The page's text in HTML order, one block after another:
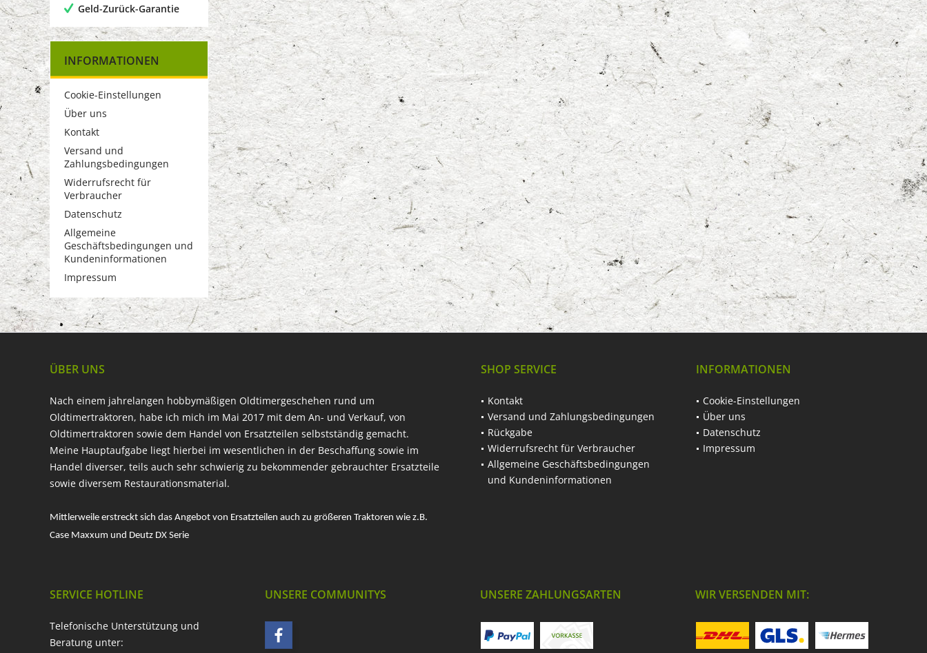
Geld-Zurück-Garantie
INFORMATIONEN
Cookie-Einstellungen
Über uns
Kontakt
Versand und
Zahlungsbedingungen
Widerrufsrecht für
Verbraucher
Datenschutz
Allgemeine
Geschäftsbedingungen und
Kundeninformationen
Impressum
ÜBER UNS
Nach einem jahrelangen hobbymäßigen Oldtimergeschehen rund um
Oldtimertraktoren, habe ich mich im Mai 2017 mit dem An- und Verkauf, von
Oldtimertraktoren sowie dem Handel von Ersatzteilen selbstständig gemacht.
Meine Hauptaufgabe liegt hierbei im wesentlichen in der Beschaffung sowie im
Handel diverser, teils auch sehr schwierig zu bekommender gebrauchter Ersatzteile
sowie diversem Restaurationsmaterial.
Mittlerweile erstreckt sich das Angebot von Ersatzteilen auch zu größeren Traktoren wie z.B.
Case Maxxum und Deutz DX Serie
SHOP SERVICE
Kontakt
Versand und Zahlungsbedingungen
Rückgabe
Widerrufsrecht für Verbraucher
Allgemeine Geschäftsbedingungen
und Kundeninformationen
INFORMATIONEN
Cookie-Einstellungen
Über uns
Datenschutz
Impressum
SERVICE HOTLINE
Telefonische Unterstützung und
Beratung unter:
UNSERE COMMUNITYS UNSERE ZAHLUNGSARTEN WIR VERSENDEN MIT: